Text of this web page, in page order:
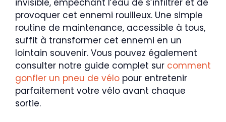
invisible, empêchant l’eau de s’infiltrer et de
provoquer cet ennemi rouilleux. Une simple
routine de maintenance, accessible à tous,
suffit à transformer cet ennemi en un
lointain souvenir. Vous pouvez également
consulter notre guide complet sur comment
gonfler un pneu de vélo pour entretenir
parfaitement votre vélo avant chaque
sortie.